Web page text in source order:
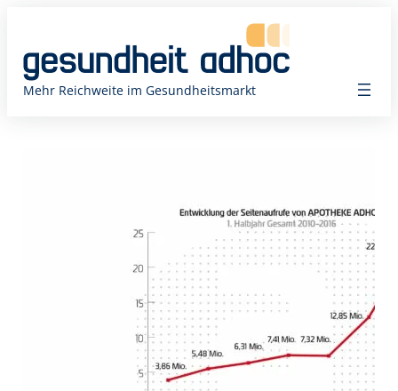
springen
Mehr Reichweite im Gesundheitsmarkt